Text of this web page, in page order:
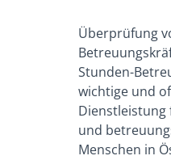
Überprüfung
Stunden-
wichtige und
Dienstleistung
und
Menschen in